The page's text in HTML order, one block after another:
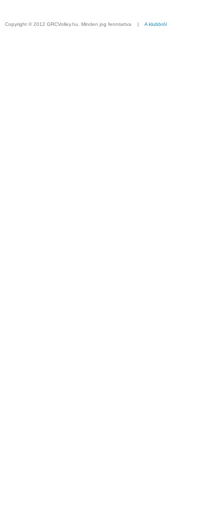
Copyright © 2012 GRCVolley.hu, Minden jog fenntartva | A klubbról